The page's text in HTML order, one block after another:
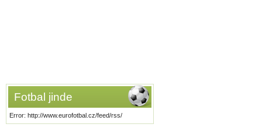
Fotbal jinde
Error: http://www.eurofotbal.cz/feed/rss/